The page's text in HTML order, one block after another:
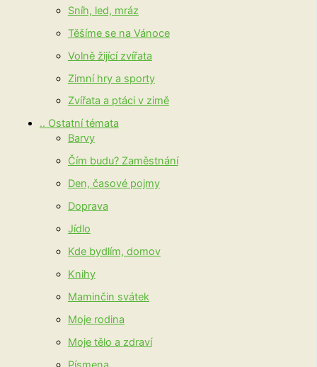
Sníh, led, mráz
Těšíme se na Vánoce
Volně žijící zvířata
Zimní hry a sporty
Zvířata a ptáci v zimě
.. Ostatní témata
Barvy
Čím budu? Zaměstnání
Den, časové pojmy
Doprava
Jídlo
Kde bydlím, domov
Knihy
Maminčin svátek
Moje rodina
Moje tělo a zdraví